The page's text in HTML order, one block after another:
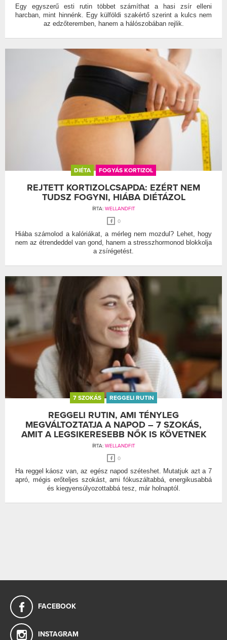
Egy egyszerű esti rutin többet számíthat a hasi zsír elleni
harcban, mint hinnénk. Egy külföldi szakértő szerint a kulcs nem
az edzőteremben, hanem a hálószobában rejlik.
DIÉTA FOGYÁS KORTIZOL
REJTETT KORTIZOLCSAPDA: EZÉRT NEM
TUDSZ FOGYNI, HIÁBA DIÉTÁZOL
ÍRTA: WELLANDFIT
0
Hiába számolod a kalóriákat, a mérleg nem mozdul? Lehet, hogy
nem az étrendeddel van gond, hanem a stresszhormonod blokkolja
a zsírégetést.
7 SZOKÁS REGGELI RUTIN
REGGELI RUTIN, AMI TÉNYLEG
MEGVÁLTOZTATJA A NAPOD – 7 SZOKÁS,
AMIT A LEGSIKERESEBB NŐK IS KÖVETNEK
ÍRTA: WELLANDFIT
0
Ha reggel káosz van, az egész napod széteshet. Mutatjuk azt a 7
apró, mégis erőteljes szokást, ami fókuszáltabbá, energikusabbá
és kiegyensúlyozottabbá tesz, már holnaptól.
FACEBOOK
INSTAGRAM